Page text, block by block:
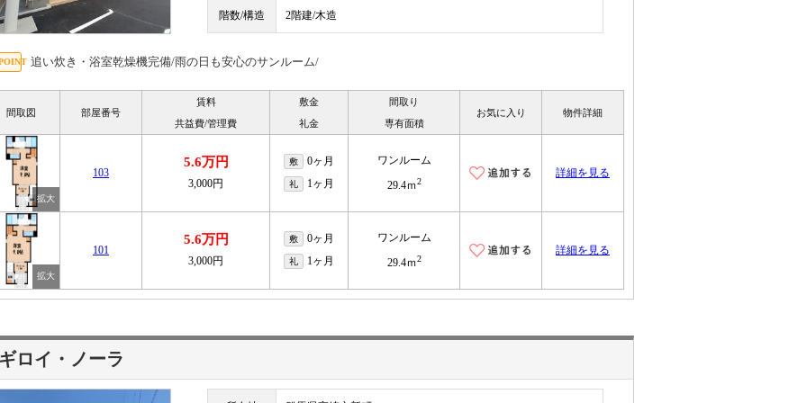
階数/構造 2階建/木造
追い炊き・浴室乾燥機完備/雨の日も安心のサンルーム/
間取図 部屋番号
賃料
共益費/管理費
敷金
礼金
間取り
専有面積
お気に入り 物件詳細
103
5.6万円
3,000円
敷 0ヶ月
礼 1ヶ月
ワンルーム
29.4ｍ2
詳細を見る
101
5.6万円
3,000円
敷 0ヶ月
礼 1ヶ月
ワンルーム
29.4ｍ2
詳細を見る
ロイ・ノーラ